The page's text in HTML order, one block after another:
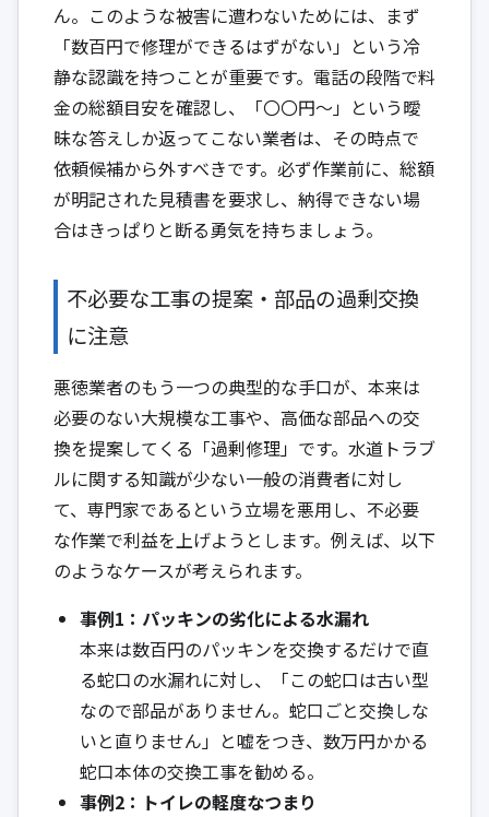
ん。このような被害に遭わないためには、まず
「数百円で修理ができるはずがない」という冷
静な認識を持つことが重要です。電話の段階で料
金の総額目安を確認し、「〇〇円〜」という曖
昧な答えしか返ってこない業者は、その時点で
依頼候補から外すべきです。必ず作業前に、総額
が明記された見積書を要求し、納得できない場
合はきっぱりと断る勇気を持ちましょう。
不必要な工事の提案・部品の過剰交換
に注意
悪徳業者のもう一つの典型的な手口が、本来は
必要のない大規模な工事や、高価な部品への交
換を提案してくる「過剰修理」です。水道トラブ
ルに関する知識が少ない一般の消費者に対し
て、専門家であるという立場を悪用し、不必要
な作業で利益を上げようとします。例えば、以下
のようなケースが考えられます。
事例1：パッキンの劣化による水漏れ
本来は数百円のパッキンを交換するだけで直
る蛇口の水漏れに対し、「この蛇口は古い型
なので部品がありません。蛇口ごと交換しな
いと直りません」と嘘をつき、数万円かかる
蛇口本体の交換工事を勧める。
事例2：トイレの軽度なつまり